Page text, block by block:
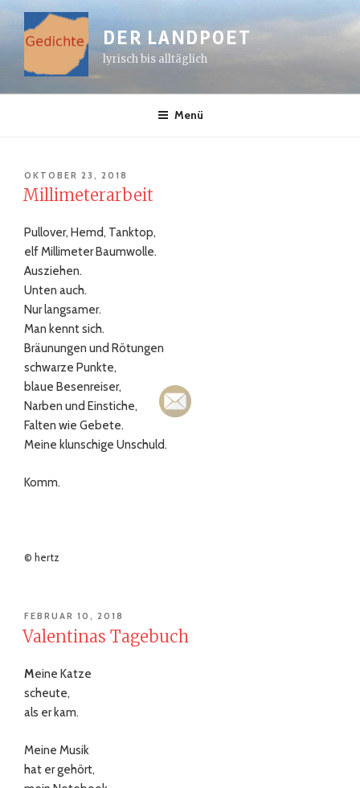
Inhalt
springen
DER LANDPOET
lyrisch bis alltäglich
Menü
VERÖFFENTLICHT
AM
OKTOBER 23, 2018
Millimeterarbeit
Pullover, Hemd, Tanktop,
elf Millimeter Baumwolle.
Ausziehen.
Unten auch.
Nur langsamer.
Man kennt sich.
Bräunungen und Rötungen
schwarze Punkte,
blaue Besenreiser,
Narben und Einstiche,
Falten wie Gebete.
Meine klunschige Unschuld.
Komm.
© hertz
VERÖFFENTLICHT
AM
FEBRUAR 10, 2018
Valentinas Tagebuch
Meine Katze
scheute,
als er kam.
Meine Musik
hat er gehört,